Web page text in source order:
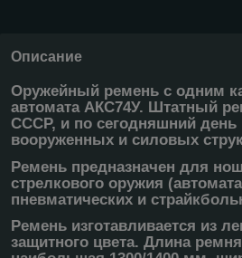
Описание
Оружейный ремень с одним
автомата АКС74У. Штатный
СССР, и по сегодняшний день
вооруженных и силовых
Ремень предназначен для
стрелкового оружия
пневматических и
Ремень изготавливается из
защитного цвета. Длина ремня